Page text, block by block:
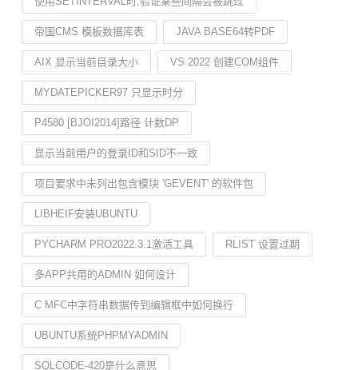
帝国CMS 模板数据库表 JAVA BASE64转PDF
AIX 显示当前目录大小 VS 2022 创建COM组件
MYDATEPICKER97 只显示时分
P4580 [BJOI2014]路径 计数DP
显示当前用户的登录ID和SID不一致
项目要求中未列出包含模块 'GEVENT' 的软件包
LIBHEIF安装UBUNTU
PYCHARM PRO2022.3.1激活工具 RLIST 设置过期
多APP共用的ADMIN 如何设计
C MFC中字符串数据传到编辑框中如何换行
UBUNTU系统PHPMYADMIN
SQLCODE-420是什么意思